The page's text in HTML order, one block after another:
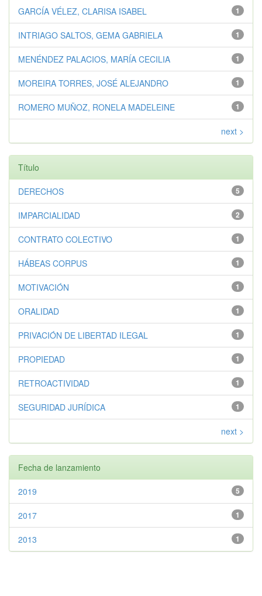
1
GARCÍA VÉLEZ, CLARISA ISABEL
1
INTRIAGO SALTOS, GEMA GABRIELA
1
MENÉNDEZ PALACIOS, MARÍA CECILIA
1
MOREIRA TORRES, JOSÉ ALEJANDRO
1
ROMERO MUÑOZ, RONELA MADELEINE
next >
Título
5
DERECHOS
2
IMPARCIALIDAD
1
CONTRATO COLECTIVO
1
HÁBEAS CORPUS
1
MOTIVACIÓN
1
ORALIDAD
1
PRIVACIÓN DE LIBERTAD ILEGAL
1
PROPIEDAD
1
RETROACTIVIDAD
1
SEGURIDAD JURÍDICA
next >
Fecha de lanzamiento
5
2019
1
2017
1
2013